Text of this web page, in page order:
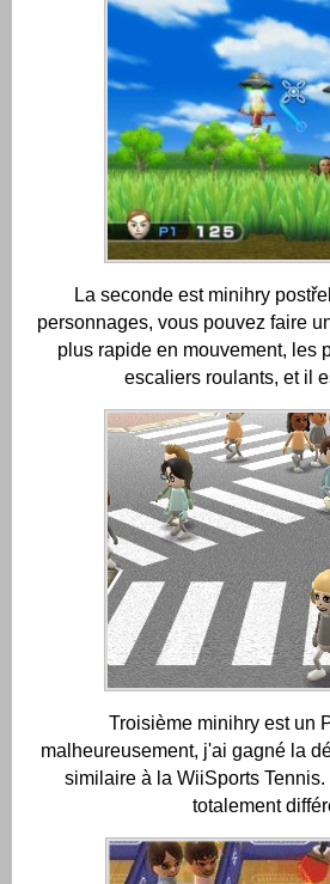
La seconde est minihry
personnages, vous pouvez faire
plus rapide en mouvement, les
escaliers roulants, et il
Troisième minihry est un
malheureusement, j'ai gagné la
similaire à la WiiSports Tennis.
totalement